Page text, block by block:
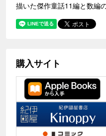
描いた傑作童話11編と数編
購入サイト